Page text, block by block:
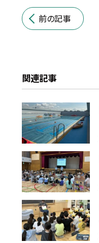
前の記事
関連記事